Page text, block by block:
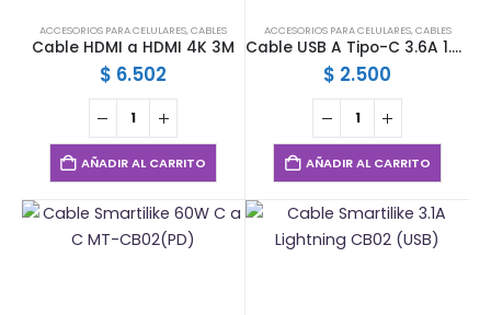
ACCESORIOS PARA CELULARES,CABLES
Cable HDMI a HDMI 4K 3M
$ 6.502
AÑADIR AL CARRITO
ACCESORIOS PARA CELULARES,CABLES
Cable USB A Tipo-C 3.6A 1.2MT XW01
$ 2.500
AÑADIR AL CARRITO